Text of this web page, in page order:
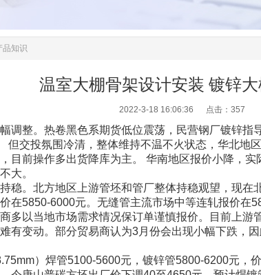
品知识
温室大棚骨架设计安装 镀锌
2022-3-18 16:06:36 点击： 357
调整。热卷黑色系期货低位震荡，民营钢厂镀锌指
但交投氛围冷清，整体维持不温不火状态，华北地
目前操作多出货降库为主。 华南地区报价小降，
大。
稳。北方地区上游管坯和管厂整体持稳观望，现
在5850-6000元。无缝管主流市场中等连轧报价在
多以当地市场需求情况保订单谨慎报价。目前上
有变动。部分贸易商认为3月份会出现小幅下跌，
）焊管5100-5600元，镀锌管5800-6200元，